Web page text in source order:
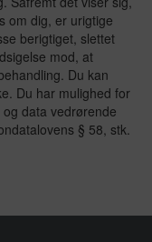
om dig, er urigtige
berigtiget, slettet
mod, at
Du kan
Du har mulighed for
data vedrørende
§ 58, stk.
på Azure
sites?hl=en
delingswidget, så
netværks- og